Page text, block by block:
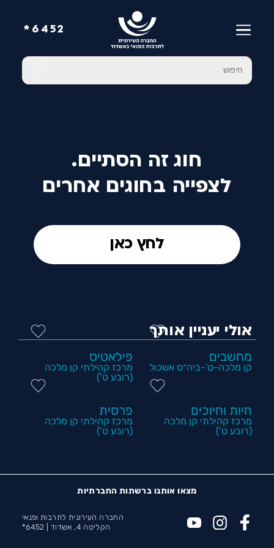
6452*
חוג זה הסתיים.
לצפייה בחוגים אחרים
לחץ כאן
אולי יעניין אותך
מחשבים
קן מלכה-ט'-ביה״ס אשכול
פילאטיס
מרכז קהילתי קן מלכה
(רובע ט')
חיות וחיוכים
מרכז קהילתי קן מלכה
(רובע ט')
פרסית
מרכז קהילתי קן מלכה
(רובע ט')
מצאו אותנו ברשתות החברתיות
החברה העירונית לתרבות ופנאי
הקליטה 4, אשדוד |
6452*